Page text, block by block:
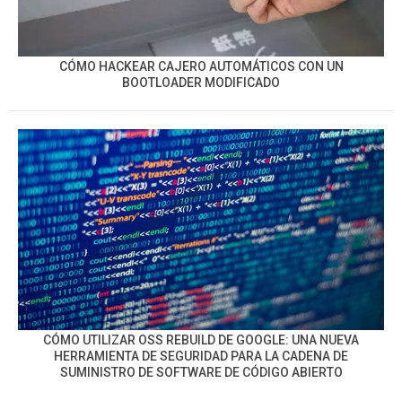
CÓMO HACKEAR CAJERO AUTOMÁTICOS CON UN
BOOTLOADER MODIFICADO
CÓMO UTILIZAR OSS REBUILD DE GOOGLE: UNA NUEVA
HERRAMIENTA DE SEGURIDAD PARA LA CADENA DE
SUMINISTRO DE SOFTWARE DE CÓDIGO ABIERTO